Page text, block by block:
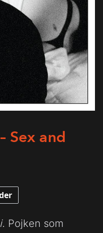
Sex and
Pojken som